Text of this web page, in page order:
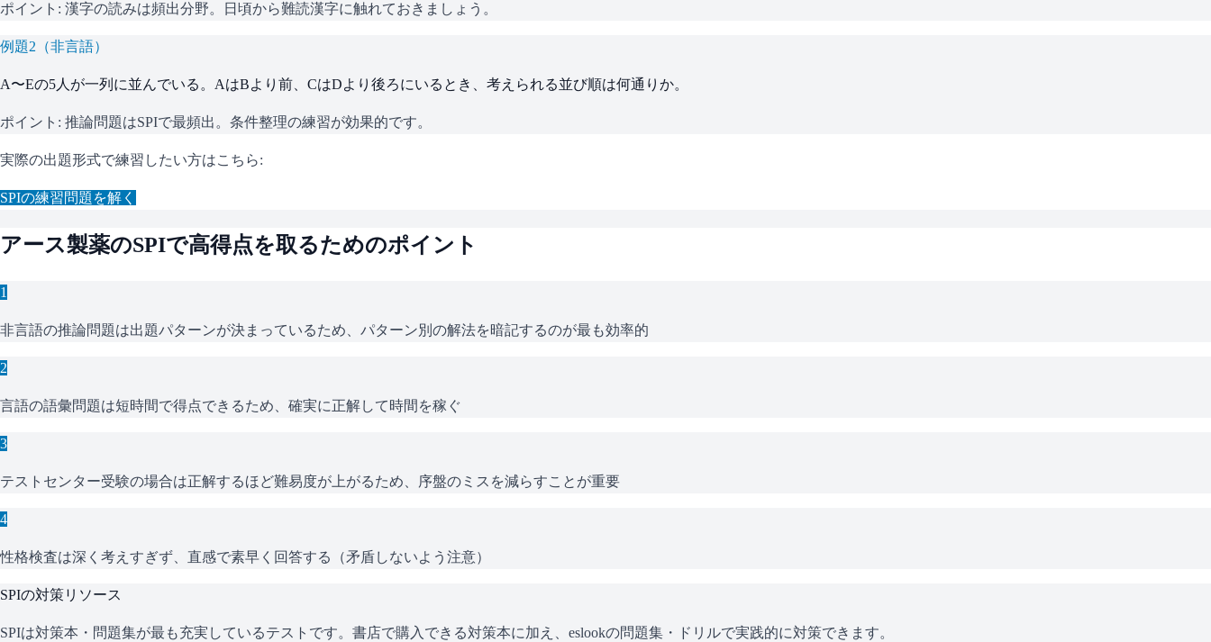
ポイント: 漢字の読みは頻出分野。日頃から難読漢字に触れておきましょう。
例題2 （非言語）
A〜Eの5人が一列に並んでいる。AはBより前、CはDより後ろにいるとき、考えられる並び順は何通りか。
ポイント: 推論問題はSPIで最頻出。条件整理の練習が効果的です。
実際の出題形式で練習したい方はこちら:
SPIの練習問題を解く
アース製薬のSPIで高得点を取るためのポイント
1
非言語の推論問題は出題パターンが決まっているため、パターン別の解法を暗記するのが最も効率的
2
言語の語彙問題は短時間で得点できるため、確実に正解して時間を稼ぐ
3
テストセンター受験の場合は正解するほど難易度が上がるため、序盤のミスを減らすことが重要
4
性格検査は深く考えすぎず、直感で素早く回答する（矛盾しないよう注意）
SPIの対策リソース
SPIは対策本・問題集が最も充実しているテストです。書店で購入できる対策本に加え、eslookの問題集・ドリルで実践的に対策できます。